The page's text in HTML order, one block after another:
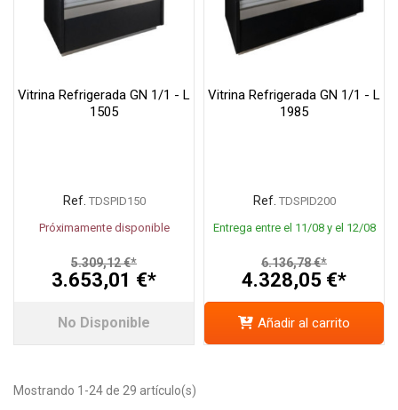
Vitrina Refrigerada GN 1/1 - L
1505
Ref. TDSPID150
Próximamente disponible
5.309,12 €*
3.653,01 €*
No Disponible
Vitrina Refrigerada GN 1/1 - L
1985
Ref. TDSPID200
Entrega entre el 11/08 y el 12/08
6.136,78 €*
4.328,05 €*
Añadir al carrito
Mostrando 1-24 de 29 artículo(s)